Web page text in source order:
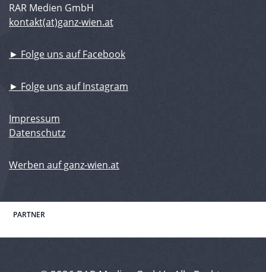
RAR Medien GmbH
kontakt(at)ganz-wien.at
► Folge uns auf Facebook
► Folge uns auf Instagram
Impressum
Datenschutz
Werben auf ganz-wien.at
PARTNER